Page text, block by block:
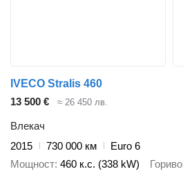
IVECO Stralis 460
13 500 €
≈ 26 450 лв.
Влекач
2015
730 000 км
Euro 6
Мощност 460 к.с. (338 kW) Гориво